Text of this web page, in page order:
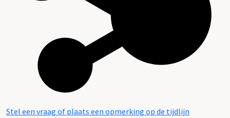
Stel een vraag of plaats een opmerking op de tijdlijn